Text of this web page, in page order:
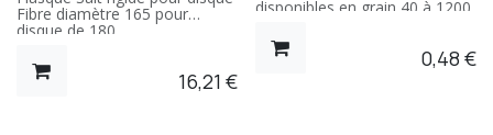
Fibre diamètre 165 pour
disque de 180.
16,21 €
disponibles en grain 40 à 1200.
Silicium, double résine.
Utilisation sur Ponceuses
rotatives à Sec vers 2500
0,48 €